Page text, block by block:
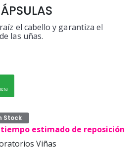
el cabello y garantiza el
las uñas.
Stock
estimado de reposición
Viñas